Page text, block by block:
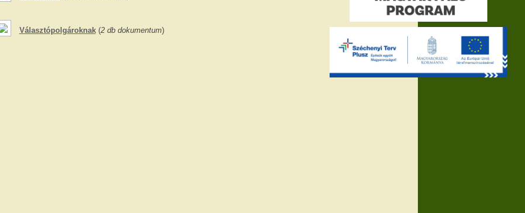
Választópolgároknak(2 db dokumentum)